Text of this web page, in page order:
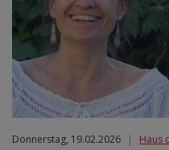
Donnerstag, 19.02.2026 | Haus